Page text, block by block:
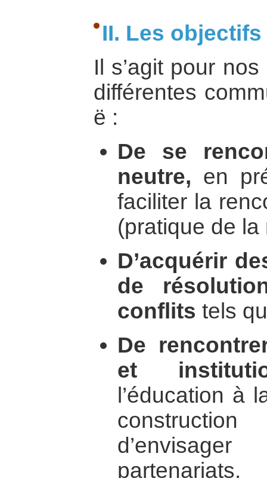
II. Les
Il s’agit pour
différentes
ë :
De se
neutre, en
faciliter la
(pratique de la
D’acquérir
de
conflits tels
De
et
l’éducation à
partenariats.